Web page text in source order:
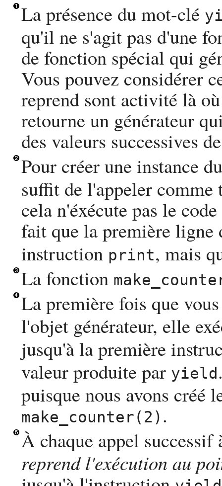
La présence du mot-clé
qu'il ne s'agit pas d'une
de fonction spécial qui
Vous pouvez considérer
reprend sont activité là
retourne un générateur
des valeurs successives
Pour créer une instance
suffit de l'appeler
cela n'éxécute pas le
fait que la première ligne
instruction print, mais
La fonction
La première fois que
l'objet générateur, elle
jusqu'à la première
valeur produite par yield
puisque nous avons créé
make_counter(2) .
À chaque appel
reprend l'exécution au